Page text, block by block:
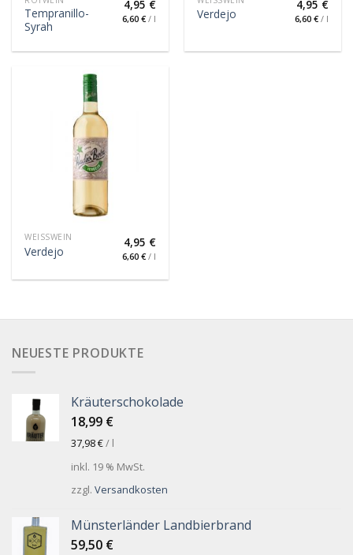
Tempranillo-
Syrah
4,95 €
6,60 €/ l Verdejo
4,95 €
6,60 €/ l
WEISSWEIN
Verdejo
4,95 €
6,60 €/ l
NEUESTE PRODUKTE
Kräuterschokolade
18,99 €
37,98€/ l
inkl. 19 % MwSt.
zzgl. Versandkosten
Münsterländer Landbierbrand
59,50 €